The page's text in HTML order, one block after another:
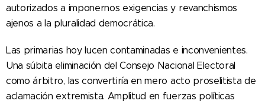
autorizados a imponernos exigencias y revanchismos
ajenos a la pluralidad democrática.
Las primarias hoy lucen contaminadas e inconvenientes.
Una súbita eliminación del Consejo Nacional Electoral
como árbitro, las convertiría en mero acto proselitista de
aclamación extremista. Amplitud en fuerzas políticas